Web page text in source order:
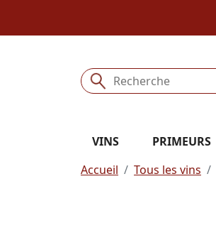
VINS PRIMEURS
Accueil
Tous les vins